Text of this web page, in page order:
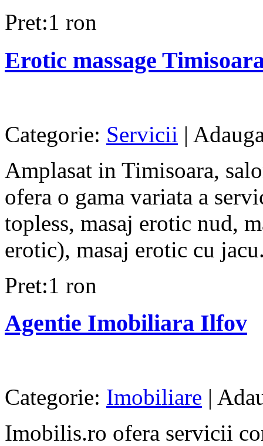
Pret:1 ron
Erotic massage
Categorie: Servicii |
Amplasat in Timisoara,
ofera o gama variata a
topless, masaj erotic nud,
erotic), masaj erotic cu
Pret:1 ron
Agentie Imobiliara Ilfov
Categorie: Imobiliare |
Imobilis.ro ofera servicii